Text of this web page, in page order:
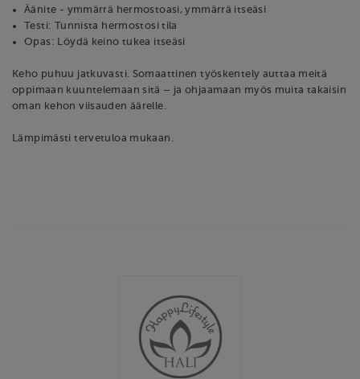
Äänite - ymmärrä hermostoasi, ymmärrä itseäsi
Testi: Tunnista hermostosi tila
Opas: Löydä keino tukea itseäsi
Keho puhuu jatkuvasti. Somaattinen työskentely auttaa meitä
oppimaan kuuntelemaan sitä – ja ohjaamaan myös muita takaisin
oman kehon viisauden äärelle.
Lämpimästi tervetuloa mukaan.